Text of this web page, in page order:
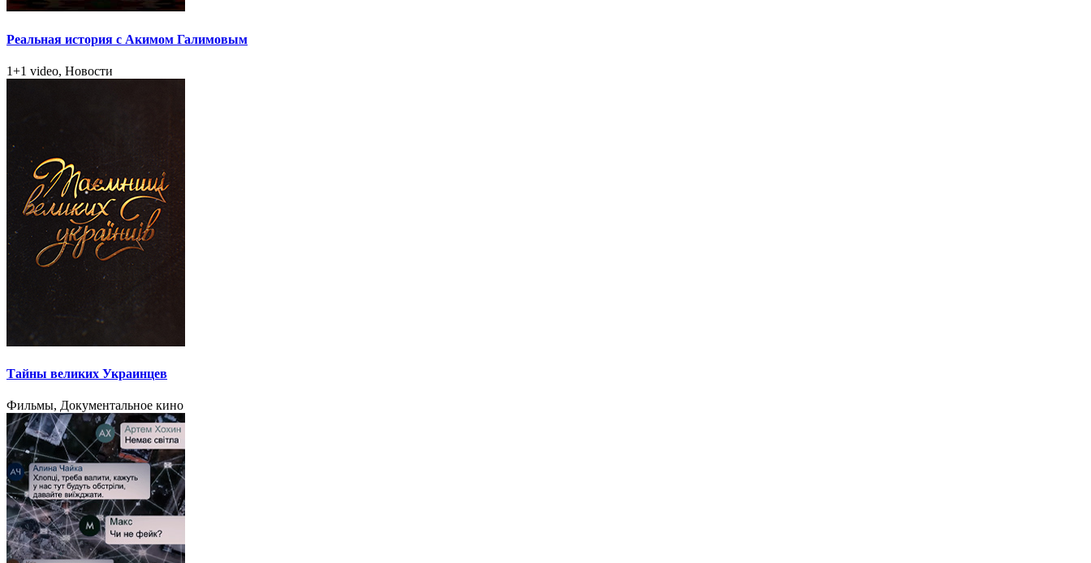
Реальная история с Акимом Галимовым
1+1 video, Новости
Тайны великих Украинцев
Фильмы, Документальное кино